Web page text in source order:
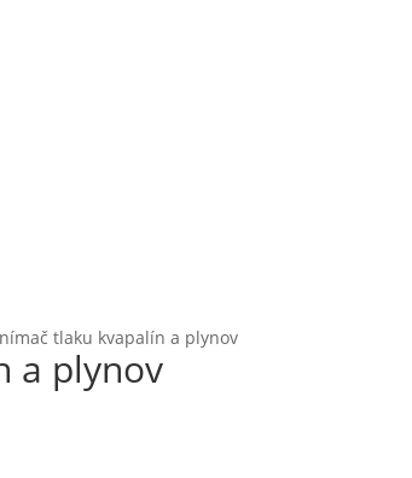
tlaku kvapalín a plynov
a plynov